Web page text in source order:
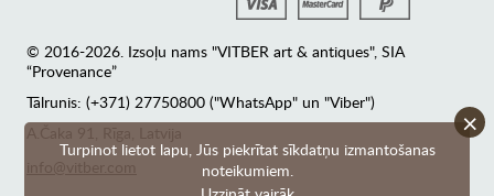
Turpinot lietot lapu, Jūs piekrītat sīkdatņu izmantošanas
noteikumiem.
×
© 2016-2026. Izsoļu nams "VITBER art & antiques", SIA
“Provenance”
Tālrunis: (+371) 27750800 ("WhatsApp" un "Viber")